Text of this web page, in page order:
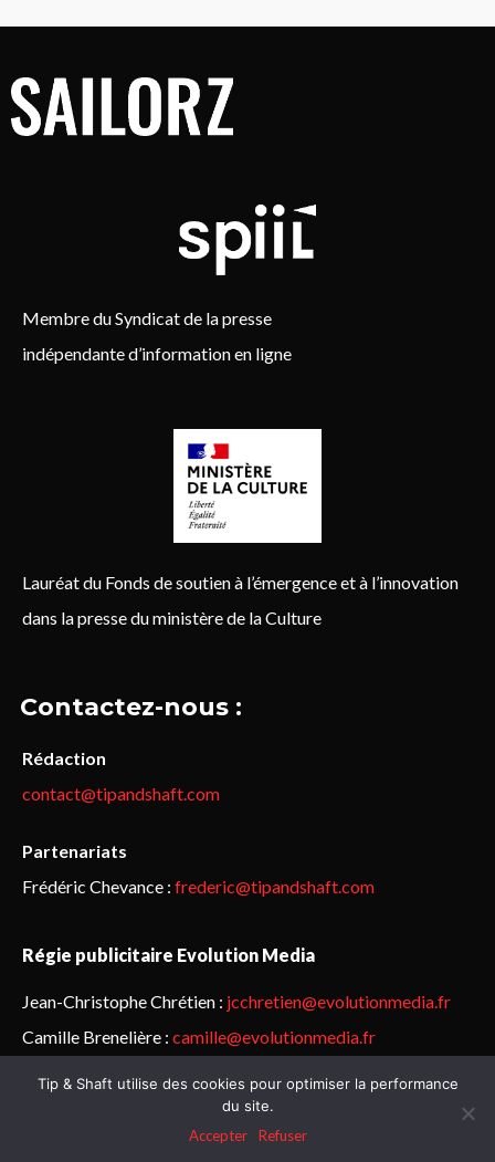
Membre du Syndicat de la presse
indépendante d’information en ligne
Lauréat du Fonds de soutien à l’émergence et à l’innovation
dans la presse du ministère de la Culture
Contactez-nous :
Rédaction
contact@tipandshaft.com
Partenariats
Frédéric Chevance : frederic@tipandshaft.com
Régie publicitaire Evolution Media
Jean-Christophe Chrétien : jcchretien@evolutionmedia.fr
Camille Brenelière : camille@evolutionmedia.fr
© Sailorz 2015-2025. Tous droits réservés.Mentions légales &
politique de confidentialité
Tip & Shaft utilise des cookies pour optimiser la performance
du site.
Accepter
Refuser